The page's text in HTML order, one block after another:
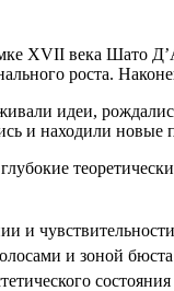
XVII века Шато
роста.
идеи,
и находили новые
и чувствительности
и зоной бюста